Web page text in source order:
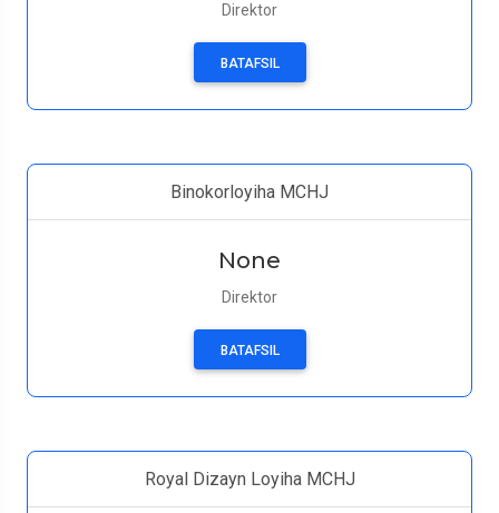
Direktor
BATAFSIL
Binokorloyiha MCHJ
None
Direktor
BATAFSIL
Royal Dizayn Loyiha MCHJ